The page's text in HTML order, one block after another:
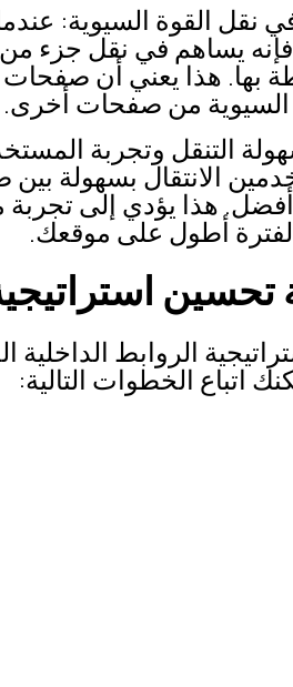
نقل القوة السيوية:
فإنه يساهم في نقل جزء
بها. هذا يعني أن
السيوية من صفحات أخرى.
التنقل وتجربة
الانتقال بسهولة
هذا يؤدي إلى
لفترة أطول على موقعك.
الروابط
اتباع الخطوات التالية: